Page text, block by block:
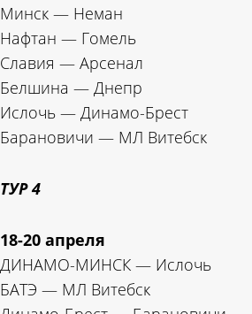
Минск — Неман
Нафтан — Гомель
Славия — Арсенал
Белшина — Днепр
Ислочь — Динамо-Брест
Барановичи — МЛ Витебск
ТУР 4
18-20 апреля
ДИНАМО-МИНСК — Ислочь
БАТЭ — МЛ Витебск